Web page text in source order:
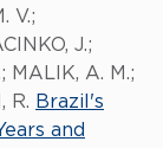
V.;
J.;
MALIK, A. M.;
R. Brazil's
and